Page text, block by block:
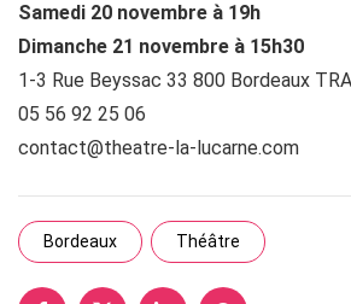
Samedi 20 novembre à 19h
Dimanche 21 novembre à 15h30
1-3 Rue Beyssac 33 800 Bordeaux
05 56 92 25 06
contact@theatre-la-lucarne.com
Bordeaux Théâtre